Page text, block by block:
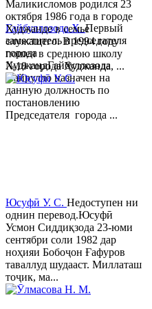
Гайбуллозода Х.Первый
заместитель председателя
города
ХуджандГайбуллозода
Хайрулло назначен на
данную должность по
постановлению
Председателя города ...
Маликисломов родился 23
октября 1986 года в городе
Худжанде в семье
служащего. В 1994 году
пошел в среднюю школу
№18 города Худжанда, ...
Юсуфӣ У. C. Недоступен ни
однин перевод.Юсуфӣ
Усмон Сиддиқзода 23-юми
сентябри соли 1982 дар
ноҳияи Бобоҷон Ғафуров
таваллуд шудааст. Миллаташ
тоҷик, ма...